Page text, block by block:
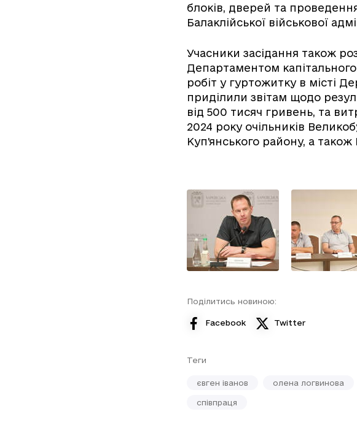
блоків, дверей та
Балаклійської військової
Учасники засідання також
Департаментом
робіт у гуртожитку в місті
приділили звітам щодо
від 500 тисяч гривень, та
2024 року очільників
Куп'янського району, а також
Поділитись новиною:
Facebook Twitter
Теги
євген іванов олена логвинова
співпраця